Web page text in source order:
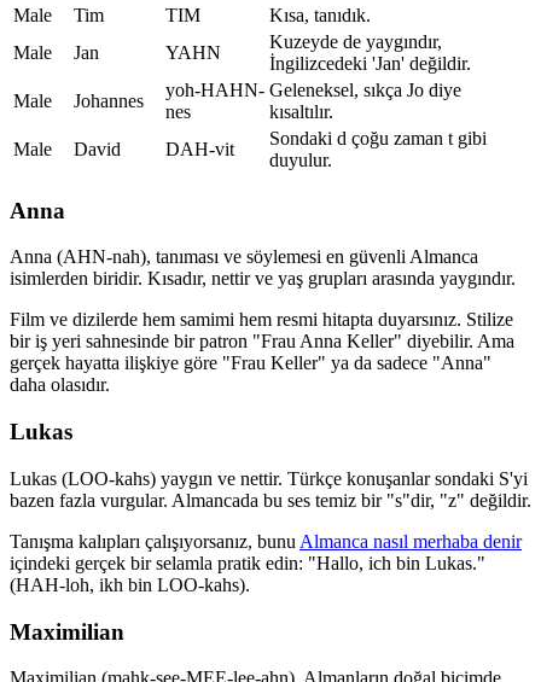
Male
Tim TIM
Kısa, tanıdık.
Male
Jan YAHN
Kuzeyde de yaygındır,
İngilizcedeki 'Jan' değildir.
Male
Johannes
yoh-HAHN-
nes
Geleneksel, sıkça Jo diye
kısaltılır.
Male
David DAH-vit
Sondaki d çoğu zaman t gibi
duyulur.
Anna
Anna (AHN-nah), tanıması ve söylemesi en güvenli Almanca
isimlerden biridir. Kısadır, nettir ve yaş grupları arasında yaygındır.
Film ve dizilerde hem samimi hem resmi hitapta duyarsınız. Stilize
bir iş yeri sahnesinde bir patron "Frau Anna Keller" diyebilir. Ama
gerçek hayatta ilişkiye göre "Frau Keller" ya da sadece "Anna"
daha olasıdır.
Lukas
Lukas (LOO-kahs) yaygın ve nettir. Türkçe konuşanlar sondaki S'yi
bazen fazla vurgular. Almancada bu ses temiz bir "s"dir, "z" değildir.
Tanışma kalıpları çalışıyorsanız, bunu Almanca nasıl merhaba denir
içindeki gerçek bir selamla pratik edin: "Hallo, ich bin Lukas."
(HAH-loh, ikh bin LOO-kahs).
Maximilian